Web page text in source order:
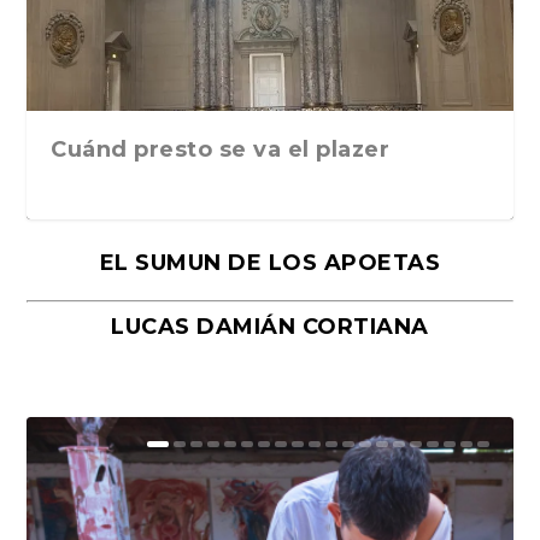
Cuánd presto se va el plazer
EL SUMUN DE LOS APOETAS
LUCAS DAMIÁN CORTIANA